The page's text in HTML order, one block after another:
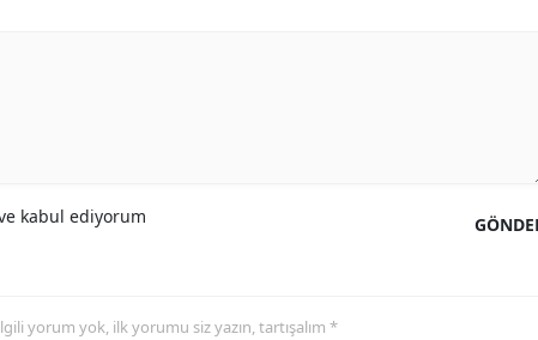
kabul ediyorum
yorum yok, ilk yorumu siz yazın, tartışalım *